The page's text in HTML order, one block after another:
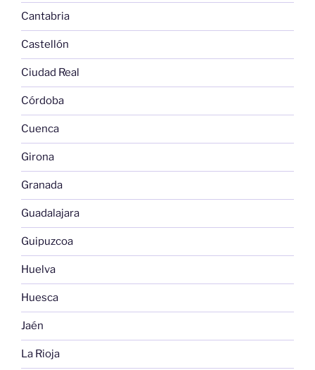
Cantabria
Castellón
Ciudad Real
Córdoba
Cuenca
Girona
Granada
Guadalajara
Guipuzcoa
Huelva
Huesca
Jaén
La Rioja